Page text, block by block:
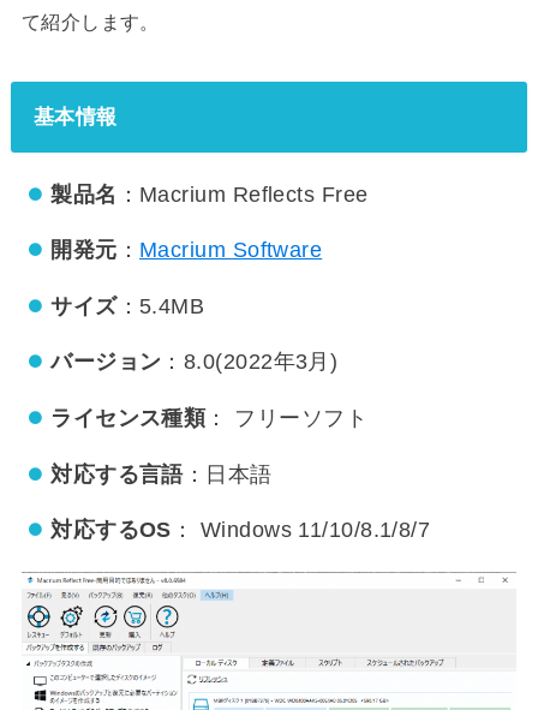
て紹介します。
基本情報
製品名 ：Macrium Reflects Free
開発元 ： Macrium Software
サイズ：5.4MB
バージョン ：8.0(2022年3月)
ライセンス種類： フリーソフト
対応する言語：日本語
対応するOS ： Windows 11/10/8.1/8/7